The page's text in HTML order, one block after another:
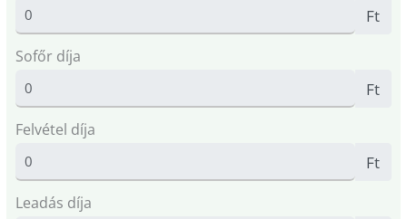
Ft
Sofőr díja
Ft
Felvétel díja
Ft
Leadás díja